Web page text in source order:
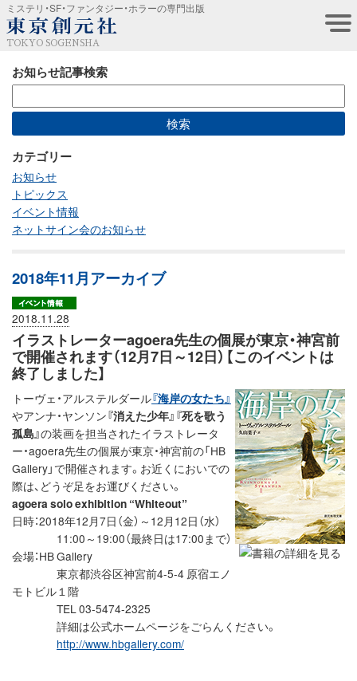
ミステリ・SF・ファンタジー・ホラーの専門出版
TOKYO SOGENSHA
お知らせ記事検索
カテゴリー
お知らせ
トピックス
イベント情報
ネットサイン会のお知らせ
2018年11月アーカイブ
2018.11.28
イラストレーターagoera先生の個展が東京・神宮前
で開催されます（12月7日～12日）【このイベントは
終了しました】
トーヴェ・アルステルダール『海岸の女たち』
やアンナ・ヤンソン『消えた少年』『死を歌う
孤島』の装画を担当されたイラストレータ
ー・agoera先生の個展が東京・神宮前の「HB
Gallery」で開催されます。お近くにおいでの
際は、どうぞ足をお運びください。
agoera solo exhibition “Whiteout”
日時：2018年12月7日（金）～12月12日（水）
11:00～19:00（最終日は17:00まで）
会場：HB Gallery
東京都渋谷区神宮前4-5-4 原宿エノ
モトビル１階
TEL 03-5474-2325
詳細は公式ホームページをごらんください。
http://www.hbgallery.com/